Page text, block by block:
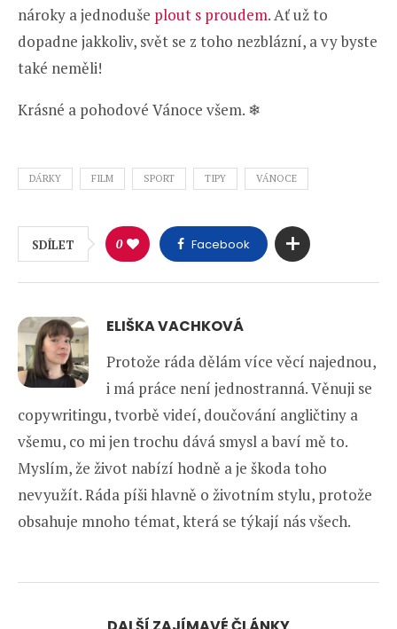
nároky a jednoduše plout s proudem. Ať už to
dopadne jakkoliv, svět se z toho nezblázní, a vy byste
také neměli!
Krásné a pohodové Vánoce všem. ❄
DÁRKY FILM SPORT TIPY VÁNOCE
SDÍLET 0 Facebook
ELIŠKA VACHKOVÁ
Protože ráda dělám více věcí najednou,
i má práce není jednostranná. Věnuji se
copywritingu, tvorbě videí, doučování angličtiny a
všemu, co mi jen trochu dává smysl a baví mě to.
Myslím, že život nabízí hodně a je škoda toho
nevyužít. Ráda píši hlavně o životním stylu, protože
obsahuje mnoho témat, která se týkají nás všech.